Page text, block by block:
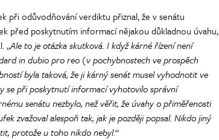
při odůvodňování verdiktu přiznal, že v senátu
před poskytnutím informací nějakou důkladnou úvahu,
„Ale to je otázka skutková. I když kárné řízení není
in dubio pro reo (v pochybnostech ve prospěch
byla taková, že ji kárný senát musel vyhodnotit ve
se při poskytnutí informací vyhotovilo správní
senátu nezbylo, než věřit, že úvahy o přiměřenosti
zvažoval alespoň tak, jak je později popsal. Nikdo jiný
protože u toho nikdo nebyl.“